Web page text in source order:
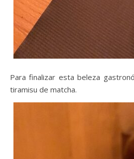
Para finalizar esta beleza
tiramisu de matcha.